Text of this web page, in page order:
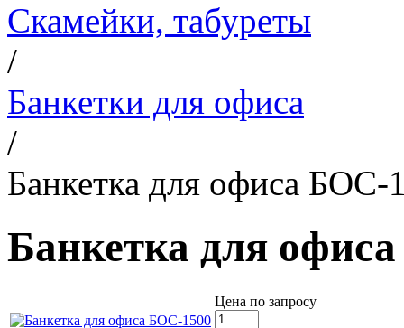
Скамейки, табуреты
/
Банкетки для офиса
/
Банкетка для офиса БОС-
Банкетка для
Цена по запросу